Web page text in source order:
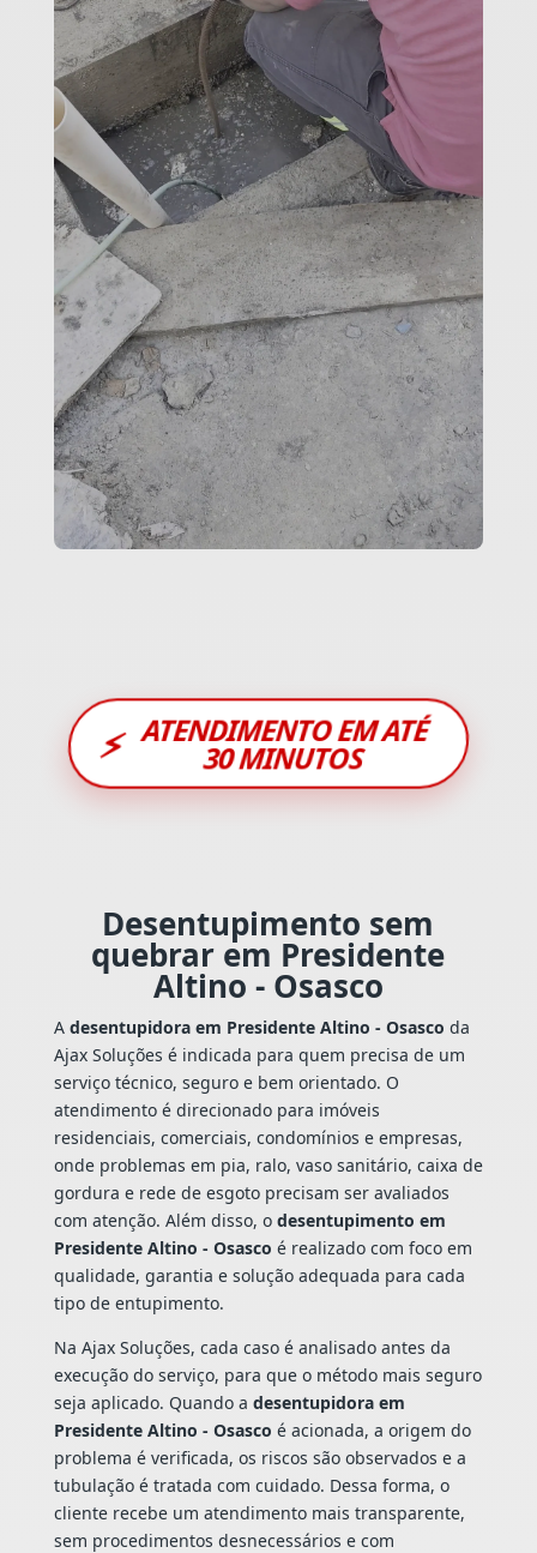
⚡ ATENDIMENTO EM ATÉ
30 MINUTOS
Desentupimento sem
quebrar em Presidente
Altino - Osasco
A desentupidora em Presidente Altino - Osasco da
Ajax Soluções é indicada para quem precisa de um
serviço técnico, seguro e bem orientado. O
atendimento é direcionado para imóveis
residenciais, comerciais, condomínios e empresas,
onde problemas em pia, ralo, vaso sanitário, caixa de
gordura e rede de esgoto precisam ser avaliados
com atenção. Além disso, o desentupimento em
Presidente Altino - Osasco é realizado com foco em
qualidade, garantia e solução adequada para cada
tipo de entupimento.
Na Ajax Soluções, cada caso é analisado antes da
execução do serviço, para que o método mais seguro
seja aplicado. Quando a desentupidora em
Presidente Altino - Osasco é acionada, a origem do
problema é verificada, os riscos são observados e a
tubulação é tratada com cuidado. Dessa forma, o
cliente recebe um atendimento mais transparente,
sem procedimentos desnecessários e com